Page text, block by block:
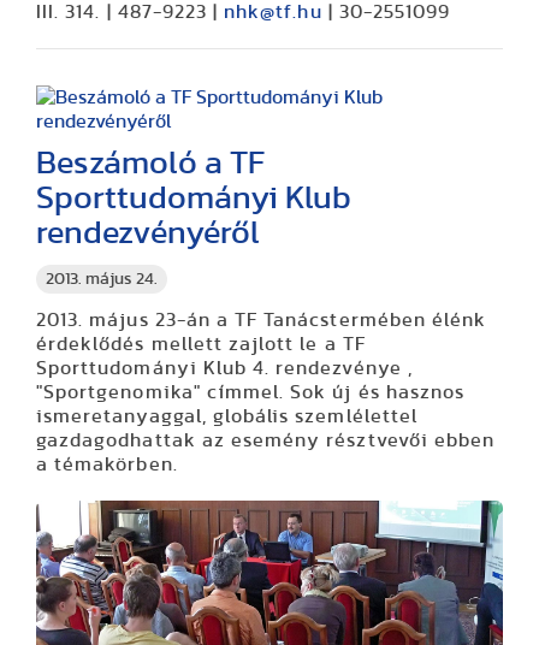
III. 314. | 487-9223 | nhk@tf.hu | 30-2551099
2013. május 24.
Beszámoló a TF
Sporttudományi Klub
rendezvényéről
2013. május 23-án a TF Tanácstermében élénk
érdeklődés mellett zajlott le a TF
Sporttudományi Klub 4. rendezvénye ,
"Sportgenomika" címmel. Sok új és hasznos
ismeretanyaggal, globális szemlélettel
gazdagodhattak az esemény résztvevői ebben
a témakörben.